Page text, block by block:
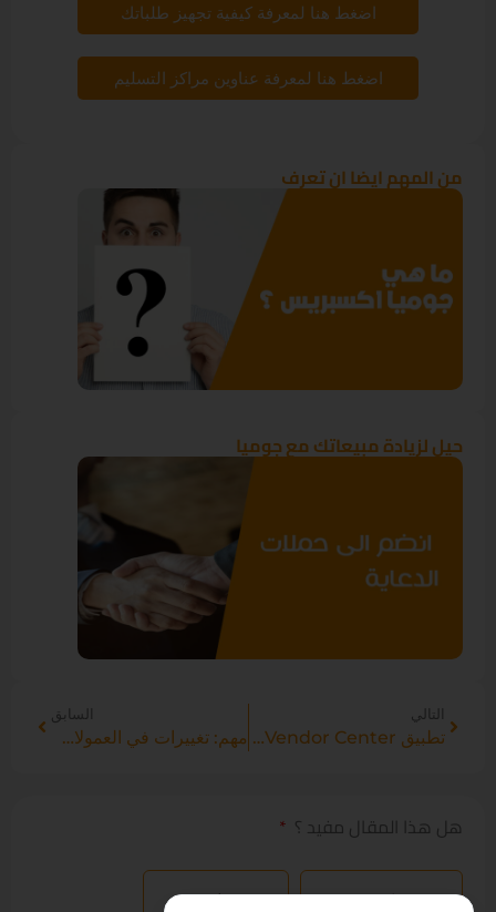
اضغط هنا لمعرفة كيفية تجهيز طلباتك
اضغط هنا لمعرفة عناوين مراكز التسليم
من المهم ايضا ان تعرف
حيل لزيادة مبيعاتك مع جوميا
التالي
تطبيق Vendor Center على الموبايل
السابق
مهم: تغييرات في العمولات ورسوم شحن الطلبات (سارية اعتبارًا من 31 يناير 2025)
هل هذا المقال مفيد ؟
نعم لا